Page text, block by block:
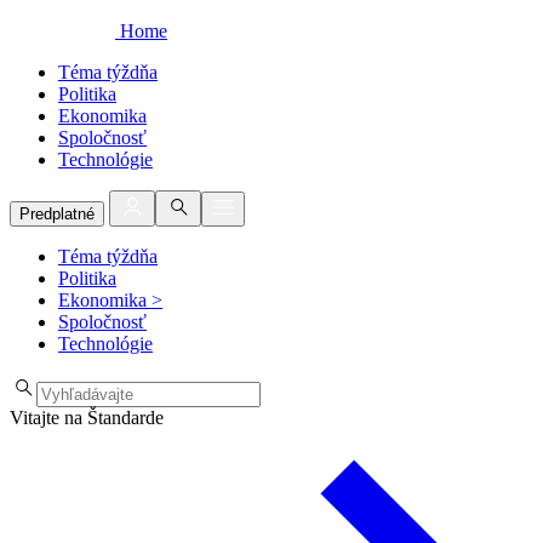
Home
Téma týždňa
Politika
Ekonomika
Spoločnosť
Technológie
Predplatné
Téma týždňa
Politika
Ekonomika >
Spoločnosť
Technológie
Vitajte na Štandarde